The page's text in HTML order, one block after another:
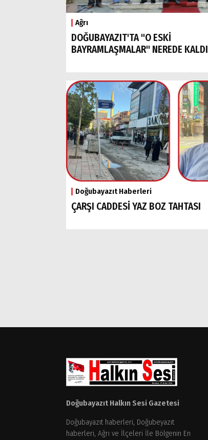
Ağrı
DOĞUBAYAZIT'TA "O ESKİ
BAYRAMLAŞMALAR" NEREDE KALDI
Doğubayazıt Haberleri
ÇARŞI CADDESİ YAZ BOZ TAHTASI
Doğubayazıt Halkın Sesi Gazetesi
Doğubayazıt haberleri, Doğubeyazıt
haberleri, Ağrı ve İlçeleri İle Bölgenin En